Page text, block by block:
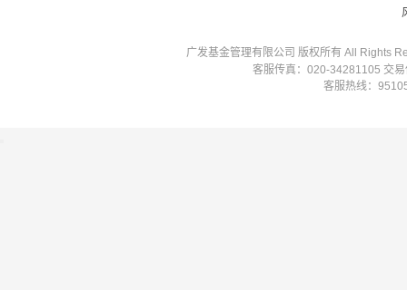
广发基金管理有限公司 版权所有 All Rights
客服传真：020-34281105 交
客服热线：